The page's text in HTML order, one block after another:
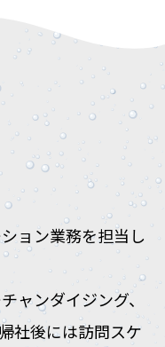
ョン業務を担当し
ャンダイジング、
社後には訪問スケ